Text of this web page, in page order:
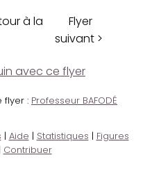
à la
Flyer
suivant >
avec ce flyer
flyer : Professeur BAFODÉ
| Aide | Statistiques | Figures
Contribuer